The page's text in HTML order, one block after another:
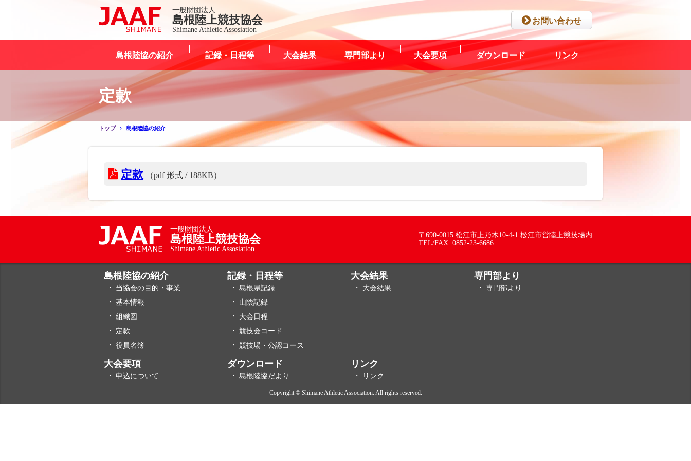
一般財団法人
島根陸上競技協会
Shimane Athletic Assosiation
お問い合わせ
島根陸協の紹介 記録・日程等 大会結果 専門部より 大会要項 ダウンロード リンク
定款
トップ 島根陸協の紹介
定款 （pdf 形式 / 188KB）
一般財団法人
島根陸上競技協会
Shimane Athletic Assosiation
〒690-0015 松江市上乃木10-4-1 松江市営陸上競技場内
TEL/FAX. 0852-23-6686
島根陸協の紹介
当協会の目的・事業
基本情報
組織図
定款
役員名簿
記録・日程等
島根県記録
山陰記録
大会日程
競技会コード
競技場・公認コース
大会結果
大会結果
専門部より
専門部より
大会要項
申込について
ダウンロード
島根陸協だより
リンク
リンク
Copyright © Shimane Athletic Association. All rights reserved.